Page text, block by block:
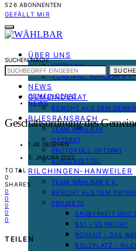
526 ABONNENTEN
GEFÄLLT MIR
ÜBER UNS
ÜBER UNS
VORSTAND WÄHLBAR E.V.
NEWS
GEMEINDERAT
BERICHT AUS DEM
BLIESRANSBACH
TEAM WÄHLBAR
ORTSRAT
PROTOKOLL ORTSRAT
BÜRGERZETTEL
RILCHINGEN-HANWEILER
TEAM WÄHLBAR E.V.
BERICHT AUS DEM
PROJEKTE
SAUBERKEIT UND
B51 – ES REICHT
ROXANE – DAS
BOLZPLATZ –
SUCHEN NACH:
GEMEINDERAT
NEWS
Geschäftsordnung des
1,4K GESEHEN
5. JANUAR 2022
TOTAL
0
SHARES
0
0
0
0
0
TEILEN